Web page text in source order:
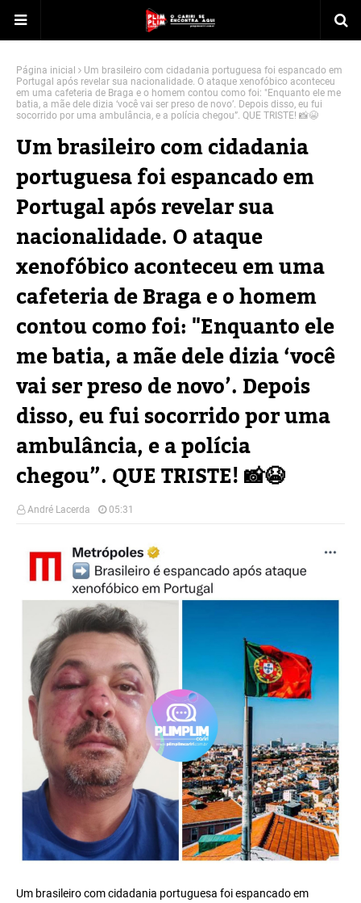
Página inicial
Um brasileiro com cidadania portuguesa foi espancado em
Portugal após revelar sua nacionalidade. O ataque xenofóbico aconteceu
em uma cafeteria de Braga e o homem contou como foi: "Enquanto ele me
batia, a mãe dele dizia ‘você vai ser preso de novo’. Depois disso, eu fui
socorrido por uma ambulância, e a polícia chegou”. QUE TRISTE! 📸😭
Um brasileiro com cidadania
portuguesa foi espancado em
Portugal após revelar sua
nacionalidade. O ataque
xenofóbico aconteceu em uma
cafeteria de Braga e o homem
contou como foi: "Enquanto ele
me batia, a mãe dele dizia ‘você
vai ser preso de novo’. Depois
disso, eu fui socorrido por uma
ambulância, e a polícia
chegou”. QUE TRISTE! 📸😭
André Lacerda 05:31
Um brasileiro com cidadania portuguesa foi espancado em